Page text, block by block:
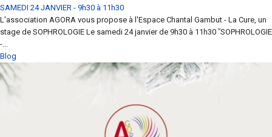
SAMEDI 24 JANVIER - 9h30 à 11h30
L'association AGORA vous propose à l'Espace Chantal Gambut - La Cure, un
stage de SOPHROLOGIE Le samedi 24 janvier de 9h30 à 11h30 ‟SOPHROLOGIE
-...
Blog